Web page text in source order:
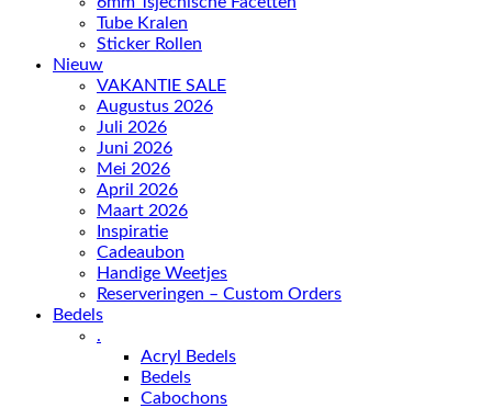
Tube Kralen
Sticker Rollen
Nieuw
VAKANTIE SALE
Augustus 2026
Juli 2026
Juni 2026
Mei 2026
April 2026
Maart 2026
Inspiratie
Cadeaubon
Handige Weetjes
Reserveringen – Custom Orders
Bedels
.
Acryl Bedels
Bedels
Cabochons